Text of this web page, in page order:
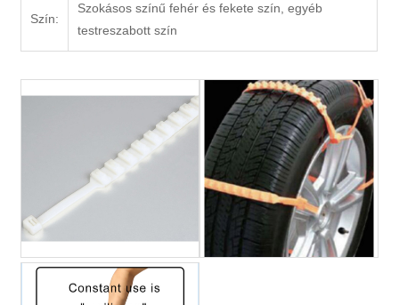
Szín:
Szokásos színű fehér és fekete szín, egyéb
testreszabott szín